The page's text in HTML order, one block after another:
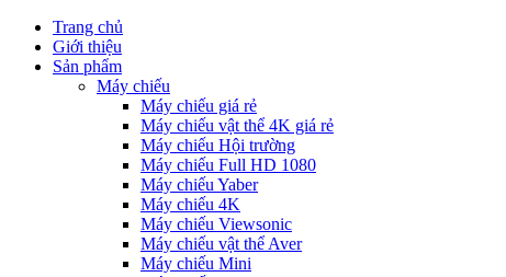
Trang chủ
Giới thiệu
Sản phẩm
Máy chiếu
Máy chiếu giá rẻ
Máy chiếu vật thể 4K giá rẻ
Máy chiếu Hội trường
Máy chiếu Full HD 1080
Máy chiếu Yaber
Máy chiếu 4K
Máy chiếu Viewsonic
Máy chiếu vật thể Aver
Máy chiếu Mini